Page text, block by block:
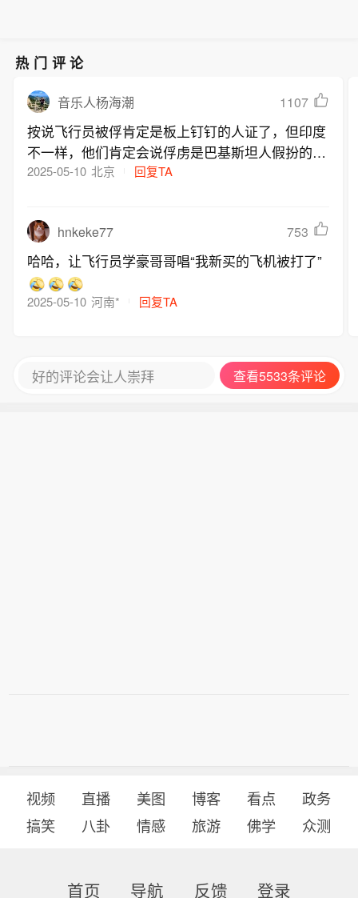
热门评论
音乐人杨海潮 1107
按说飞行员被俘肯定是板上钉钉的人证了，但印度
不一样，他们肯定会说俘虏是巴基斯坦人假扮的，
反正都长得差不多。
2025-05-10 北京 回复TA
hnkeke77 753
哈哈，让飞行员学豪哥哥唱“我新买的飞机被打了”
2025-05-10 河南* 回复TA
好的评论会让人崇拜 查看5533条评论
视频 直播 美图 博客 看点
政务
搞笑
八卦 情感 旅游 佛学 众测
首页 导航 反馈 登录